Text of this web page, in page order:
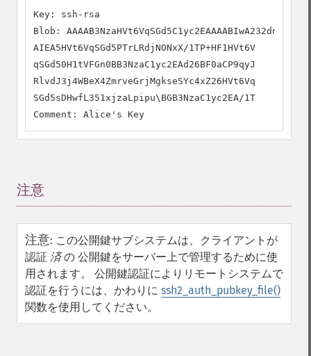
Key: ssh-rsa
Blob: AAAAB3NzaHVt6VqSGd5C1yc2EAAAABIwA232dnJA
AIEA5HVt6VqSGd5PTrLRdjNONxX/1TP+HF1HVt6V
qSGd50H1tVFGn0BB3NzaC1yc2EAd26BF0aCP9qyJ
RlvdJ3j4WBeX4ZmrveGrjMgkseSYc4xZ26HVt6Vq
SGd5sDHwfL351xjzaLpipu\BGB3NzaC1yc2EA/1T
Comment: Alice's Key
注意
注意: この公開鍵サブシステムは、クライアントが
認証 済の 公開鍵をサーバー上で管理するために使
用されます。 公開鍵認証によりリモートシステムで
認証を行うには、かわりに ssh2_auth_pubkey_file()
関数を使用してください。